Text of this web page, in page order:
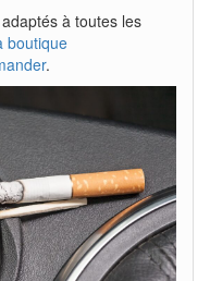
à toutes les
boutique
.